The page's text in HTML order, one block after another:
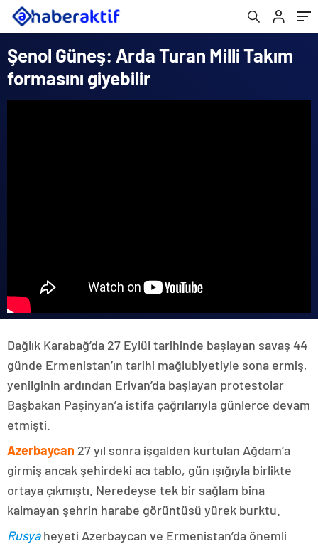
Şenol Güneş: Arda Turan Milli Takım
formasını giyebilir
Dağlık Karabağ’da 27 Eylül tarihinde başlayan savaş 44
günde Ermenistan’ın tarihi mağlubiyetiyle sona ermiş,
yenilginin ardından Erivan’da başlayan protestolar
Başbakan Paşinyan’a istifa çağrılarıyla günlerce devam
etmişti.
Azerbaycan 27 yıl sonra işgalden kurtulan Ağdam’a
girmiş ancak şehirdeki acı tablo, gün ışığıyla birlikte
ortaya çıkmıştı. Neredeyse tek bir sağlam bina
kalmayan şehrin harabe görüntüsü yürek burktu.
Rusyaheyeti Azerbaycan ve Ermenistan’da önemli